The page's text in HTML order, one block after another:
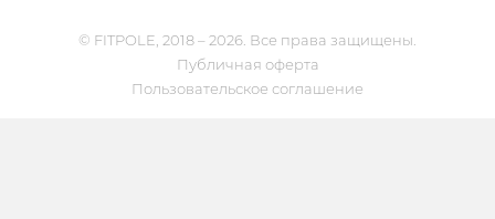
© FITPOLE, 2018 – 2026. Все права защищены.
Публичная оферта
Пользовательское соглашение